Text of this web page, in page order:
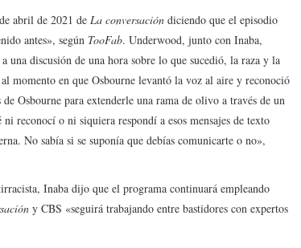
abril de 2021 de La conversación diciendo que el episodio
antes», según TooFab. Underwood, junto con Inaba,
una discusión de una hora sobre lo que sucedió, la raza y la
momento en que Osbourne levantó la voz al aire y reconoció
Osbourne para extenderle una rama de olivo a través de un
reconocí o ni siquiera respondí a esos mensajes de texto
No sabía si se suponía que debías comunicarte o no»,
Inaba dijo que el programa continuará empleando
y CBS «seguirá trabajando entre bastidores con expertos